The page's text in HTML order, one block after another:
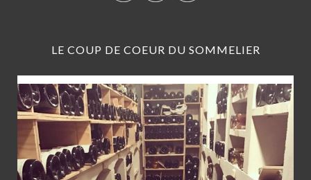
LE COUP DE COEUR DU SOMMELIER